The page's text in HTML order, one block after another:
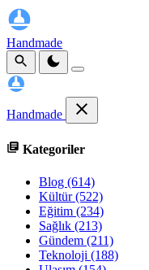
Handmade
Handmade
Kategoriler
Blog (614)
Kültür(522)
Eğitim (234)
Sağlık (213)
Gündem (211)
Teknoloji (188)